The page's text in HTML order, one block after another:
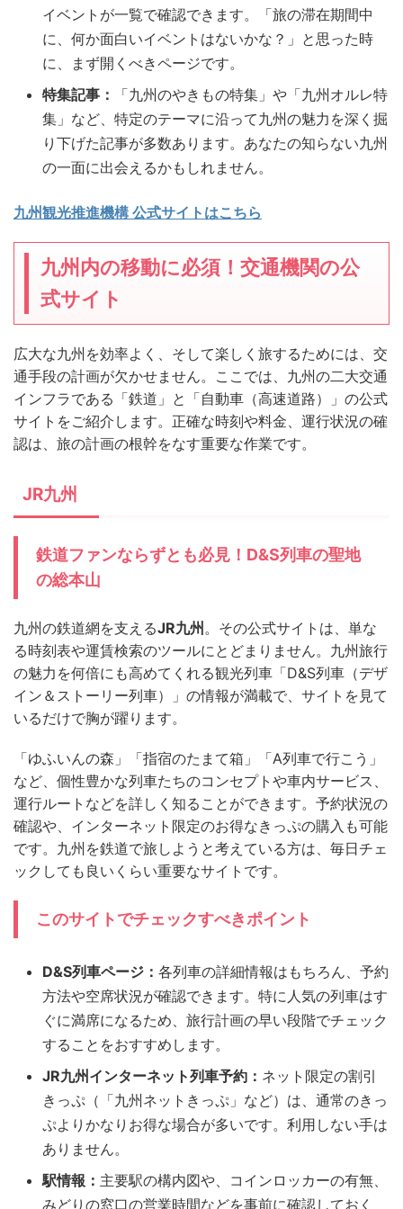
イベントが一覧で確認できます。「旅の滞在期間中
に、何か面白いイベントはないかな？」と思った時
に、まず開くべきページです。
特集記事：
「九州のやきもの特集」や「九州オルレ特
集」など、特定のテーマに沿って九州の魅力を深く掘
り下げた記事が多数あります。あなたの知らない九州
の一面に出会えるかもしれません。
九州観光推進機構 公式サイトはこちら
九州内の移動に必須！交通機関の公
式サイト
広大な九州を効率よく、そして楽しく旅するためには、交
通手段の計画が欠かせません。ここでは、九州の二大交通
インフラである「鉄道」と「自動車（高速道路）」の公式
サイトをご紹介します。正確な時刻や料金、運行状況の確
認は、旅の計画の根幹をなす重要な作業です。
JR九州
鉄道ファンならずとも必見！D&S列車の聖地
の総本山
九州の鉄道網を支えるJR九州 。その公式サイトは、単な
る時刻表や運賃検索のツールにとどまりません。九州旅行
の魅力を何倍にも高めてくれる観光列車「D&S列車（デザ
イン＆ストーリー列車）」の情報が満載で、サイトを見て
いるだけで胸が躍ります。
「ゆふいんの森」「指宿のたまて箱」「A列車で行こう」
など、個性豊かな列車たちのコンセプトや車内サービス、
運行ルートなどを詳しく知ることができます。予約状況の
確認や、インターネット限定のお得なきっぷの購入も可能
です。九州を鉄道で旅しようと考えている方は、毎日チェ
ックしても良いくらい重要なサイトです。
このサイトでチェックすべきポイント
D&S列車ページ： 各列車の詳細情報はもちろん、予約
方法や空席状況が確認できます。特に人気の列車はす
ぐに満席になるため、旅行計画の早い段階でチェック
することをおすすめします。
JR九州インターネット列車予約： ネット限定の割引
きっぷ（「九州ネットきっぷ」など）は、通常のきっ
ぷよりかなりお得な場合が多いです。利用しない手は
ありません。
駅情報： 主要駅の構内図や、コインロッカーの有無、
みどりの窓口の営業時間などを事前に確認しておく